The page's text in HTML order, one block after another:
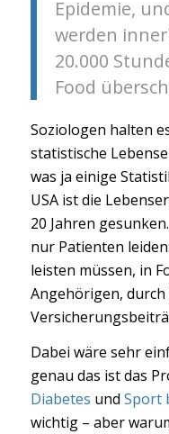
Epidemie,
werden
20.000
Food
Soziologen halten
statistische
was ja einige
USA ist die
20 Jahren
nur Patienten
leisten müssen, in
Angehörigen,
Dabei wäre sehr
genau das ist das
Diabetes und Sport
wichtig – aber